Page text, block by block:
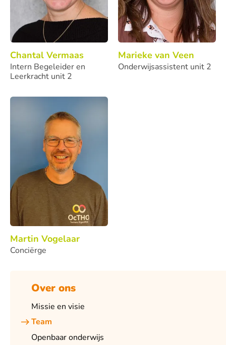
Chantal Vermaas
Intern Begeleider en
Leerkracht unit 2
Marieke van Veen
Onderwijsassistent unit 2
Martin Vogelaar
Conciërge
Over ons
Missie en visie
Team
Openbaar onderwijs